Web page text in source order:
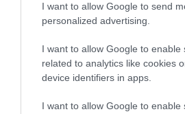
I want to allow Google to send
personalized advertising.
I want to allow Google to enable
related to analytics like cookies
device identifiers in apps.
I want to allow Google to enable